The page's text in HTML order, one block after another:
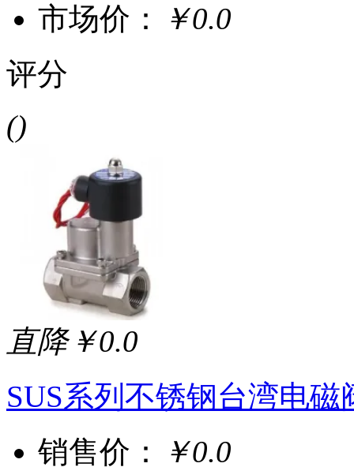
市场价：
￥0.0
评分
()
直降￥0.0
SUS系列不锈钢台湾电磁
销售价：
￥0.0